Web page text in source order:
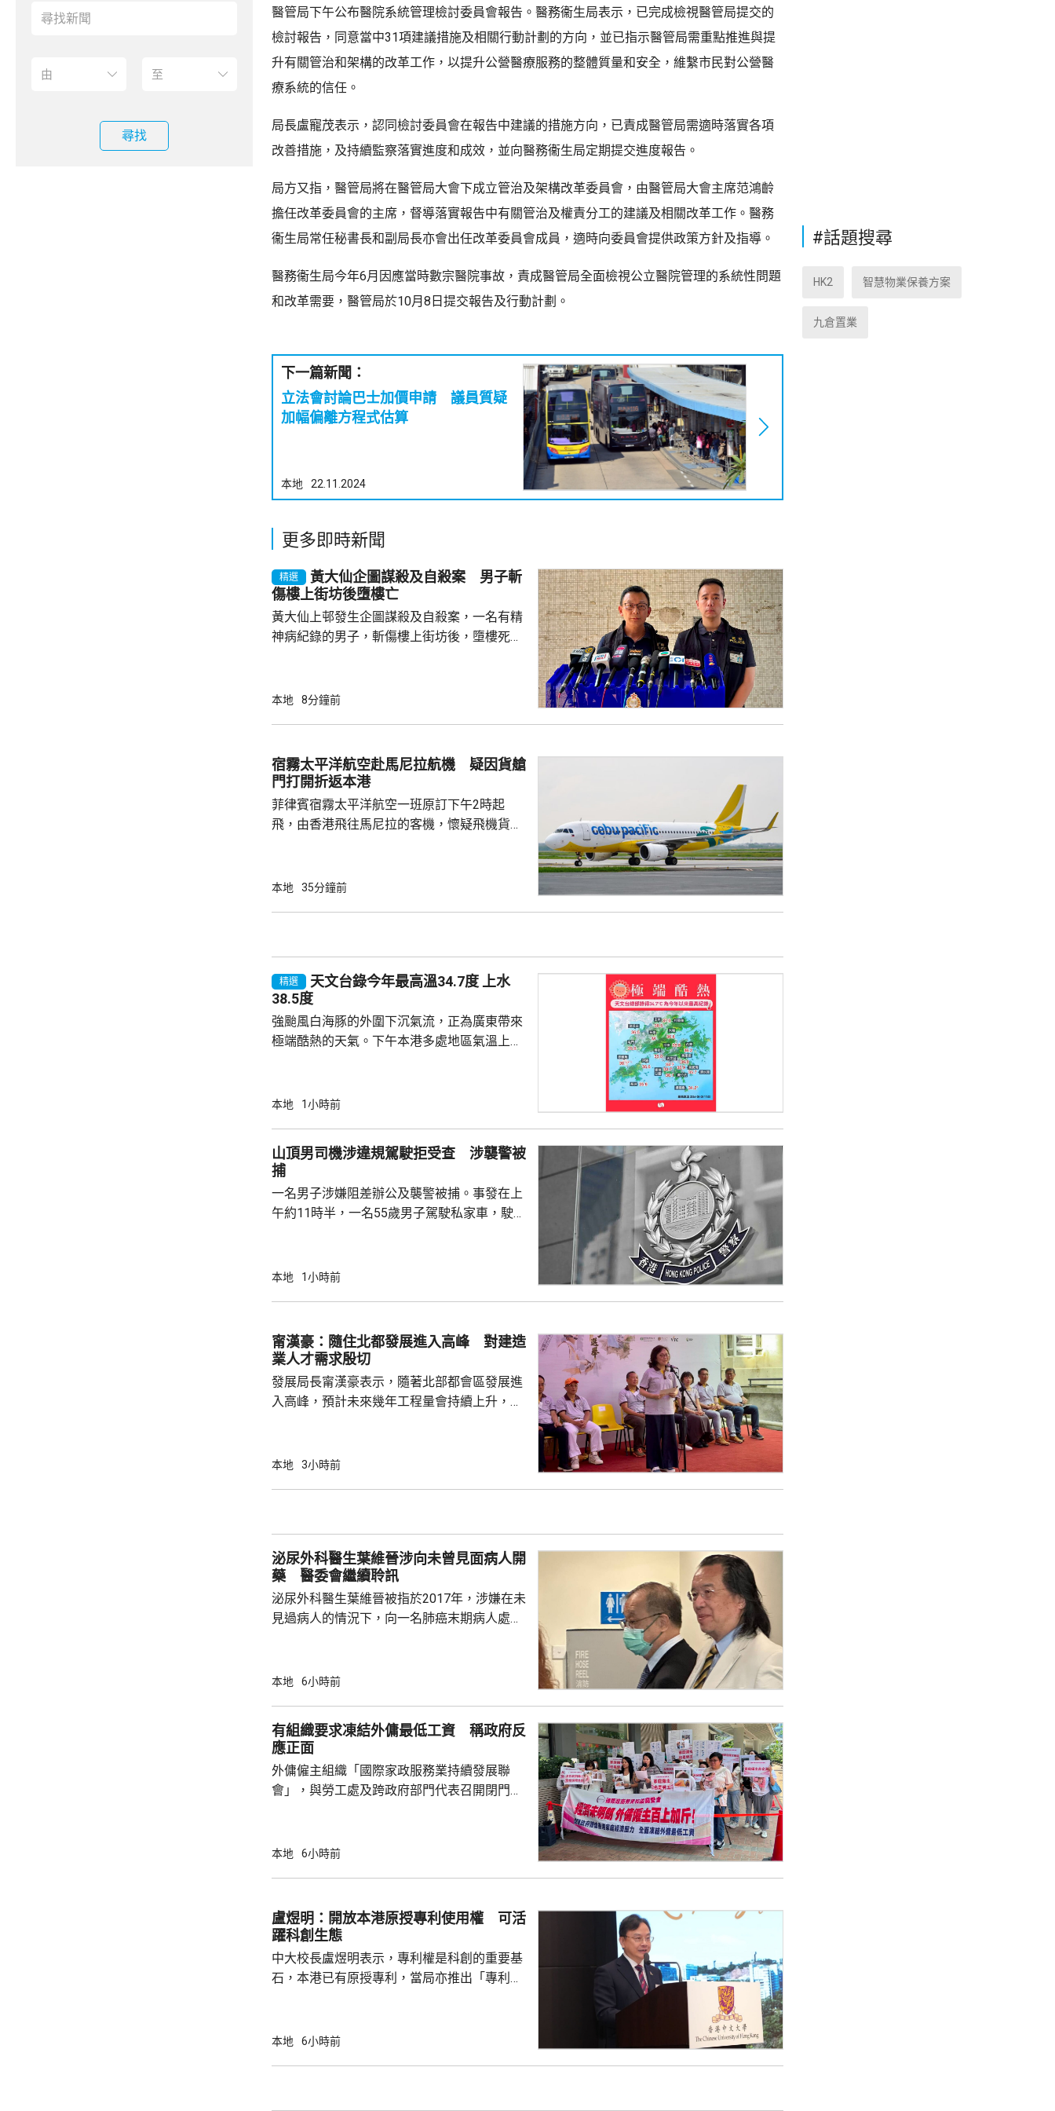
尋找
醫管局下午公布醫院系統管理檢討委員會報告。醫務衞生局表示，已完成檢視醫管局提交的
檢討報告，同意當中31項建議措施及相關行動計劃的方向，並已指示醫管局需重點推進與提
升有關管治和架構的改革工作，以提升公營醫療服務的整體質量和安全，維繫市民對公營醫
療系統的信任。
局長盧寵茂表示，認同檢討委員會在報告中建議的措施方向，已責成醫管局需適時落實各項
改善措施，及持續監察落實進度和成效，並向醫務衞生局定期提交進度報告。
局方又指，醫管局將在醫管局大會下成立管治及架構改革委員會，由醫管局大會主席范鴻齡
擔任改革委員會的主席，督導落實報告中有關管治及權責分工的建議及相關改革工作。醫務
衞生局常任秘書長和副局長亦會出任改革委員會成員，適時向委員會提供政策方針及指導。
醫務衞生局今年6月因應當時數宗醫院事故，責成醫管局全面檢視公立醫院管理的系統性問題
和改革需要，醫管局於10月8日提交報告及行動計劃。
下一篇新聞：
立法會討論巴士加價申請 議員質疑
加幅偏離方程式估算
本地 22.11.2024
更多即時新聞
精選
黃大仙企圖謀殺及自殺案 男子斬
傷樓上街坊後墮樓亡
黃大仙上邨發生企圖謀殺及自殺案，一名有精
神病紀錄的男子，斬傷樓上街坊後，墮樓死
行兇男子進入，在袋內取出類似菜刀，集中向
子倒臥昭善樓對開地面，懷疑由高處墮下，當
場證實死亡，相信他就是行兇者。警方破門進
本地 8分鐘前
宿霧太平洋航空赴馬尼拉航機 疑因貨艙
門打開折返本港
菲律賓宿霧太平洋航空一班原訂下午2時起
飛，由香港飛往馬尼拉的客機，懷疑飛機貨艙
40分安全著陸，機場運作不受影響。 機管局
本地 35分鐘前
精選
天文台錄今年最高溫34.7度 上水
38.5度
強颱風白海豚的外圍下沉氣流，正為廣東帶來
極端酷熱的天氣。下午本港多處地區氣溫上升
更錄得38.5度，黃大仙、打鼓 嶺、跑馬地及元
一兩分鐘已經大汗淋漓、衣服濕透，甚至有輕
微中暑感覺，不過因為預約了球場所以繼續踢
球。亦有市民指，在街上...
本地 1小時前
山頂男司機涉違規駕駛拒受查 涉襲警被
捕
一名男子涉嫌阻差辦公及襲警被捕。事發在上
午約11時半，一名55歲男子駕駛私家車，駛至
作，並以手襲擊警員，導致他的鼻受傷，其他
本地 1小時前
甯漢豪：隨住北都發展進入高峰 對建造
業人才需求殷切
發展局長甯漢豪表示，隨著北部都會區發展進
入高峰，預計未來幾年工程量會持續上升，建
造業議會做好培訓，期望青年要傳承紮實的工
先進技術，建造業正改革轉型，至逐步邁向人
工智能和機器人賦能的新時代，提升建造...
本地 3小時前
泌尿外科醫生葉維晉涉向未曾見面病人開
藥 醫委會繼續聆訊
泌尿外科醫生葉維晉被指於2017年，涉嫌在未
見過病人的情況下，向一名肺癌末期病人處方
今日繼續傳召證人。 葉維晉作供時指，通常病
由於病人情況嚴重並臥床，不能作電話和視像
問診。葉維晉當時強調診所不是賣藥，堅持要
會見病人，只是在妹妹拒絕後，他只...
本地 6小時前
有組織要求凍結外傭最低工資 稱政府反
應正面
外傭僱主組織「國際家政服務業持續發展聯
會」，與勞工處及跨政府部門代表召開閉門會
並保持與持份者溝通。 國際家政服務業持續發
結最低工資及膳食津貼。組織指，雖然外傭現
時最低工資為5100元，不過連同免費住宿、水
電煤及膳食等費用，僱主每月實...
本地 6小時前
盧煜明：開放本港原授專利使用權 可活
躍科創生態
中大校長盧煜明表示，專利權是科創的重要基
石，本港已有原授專利，當局亦推出「專利
使用，相信會有更多人來港申請專利，活躍本
本地 6小時前
#話題搜尋
HK2 智慧物業保養方案
九倉置業